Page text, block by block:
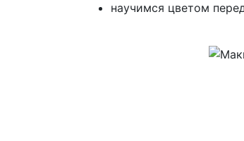
научимся цветом